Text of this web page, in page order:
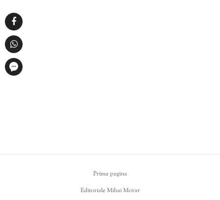
Prima pagina
Editoriale Mihai Morar